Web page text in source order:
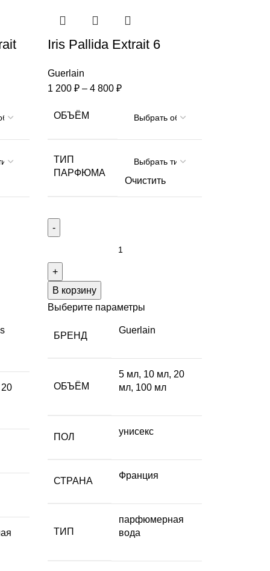
20
Iris Pallida Extrait 6
Guerlain
1 200₽ –4 800₽
ОБЪЁМ
ТИП
ПАРФЮМА
Очистить
В корзину
Выберите параметры
БРЕНД
Guerlain
ОБЪЁМ
5 мл, 10 мл, 20
мл, 100 мл
ПОЛ
унисекс
СТРАНА
Франция
ТИП
парфюмерная
вода